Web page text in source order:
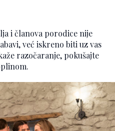
i članova porodice nije
već iskreno biti uz vas
razočaranje, pokušajte